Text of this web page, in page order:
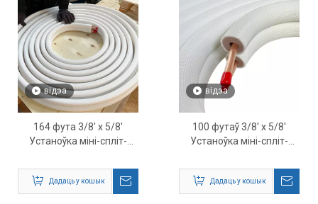
відэа
164 фута 3/8' x 5/8'
Устаноўка міні-спліт-
Дадаць у кошык
відэа
100 футаў 3/8' x 5/8'
Устаноўка міні-спліт-
Дадаць у кошык